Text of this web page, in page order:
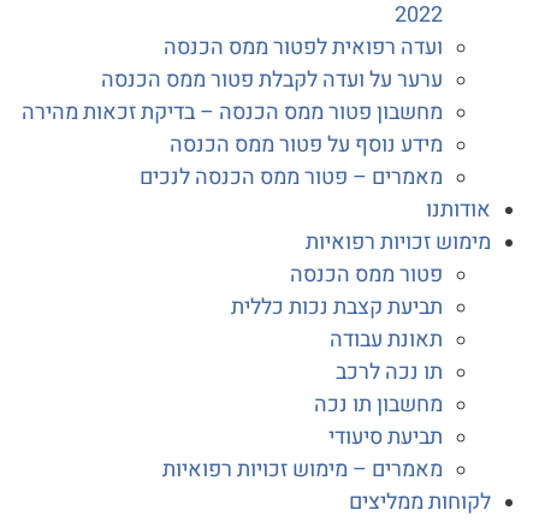
ועדה רפואית לפטור ממס הכנסה
ערער על ועדה לקבלת פטור ממס הכנסה
מחשבון פטור ממס הכנסה – בדיקת זכאות מהירה
מידע נוסף על פטור ממס הכנסה
מאמרים – פטור ממס הכנסה לנכים
זכויות רפואיות
פטור ממס הכנסה
תביעת קצבת נכות כללית
תאונת עבודה
תו נכה לרכב
מחשבון תו נכה
תביעת סיעודי
מאמרים – מימוש זכויות רפואיות
ממליצים